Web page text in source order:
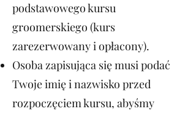
podstawowego kursu
groomerskiego (kurs
zarezerwowany i opłacony).
Osoba zapisująca się musi podać
Twoje imię i nazwisko przed
rozpoczęciem kursu, abyśmy